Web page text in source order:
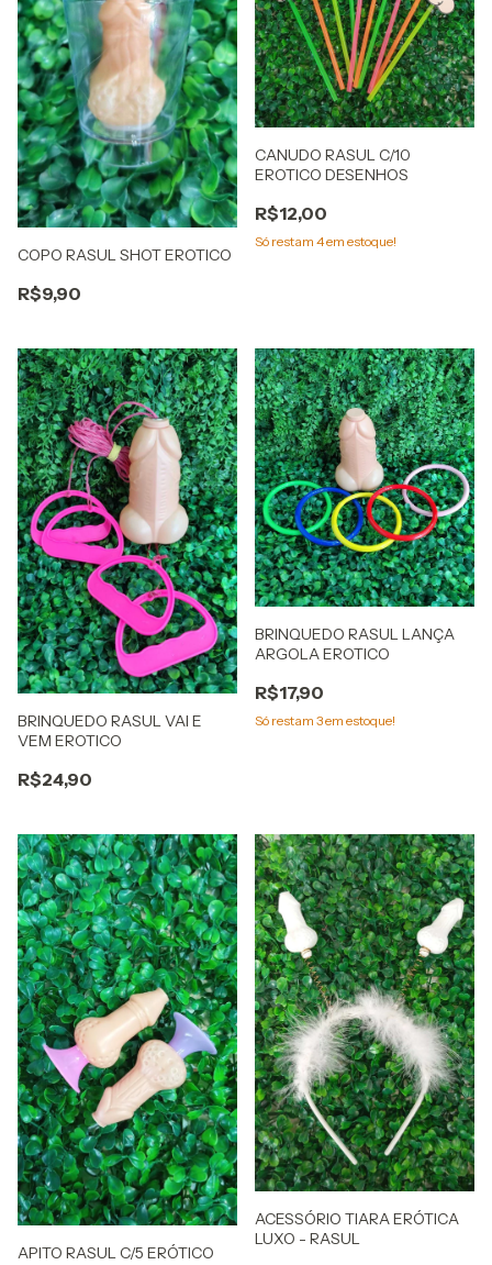
COPO RASUL SHOT EROTICO
R$9,90
CANUDO RASUL C/10
EROTICO DESENHOS
R$12,00
Só restam 4em estoque!
BRINQUEDO RASUL VAI E
VEM EROTICO
R$24,90
BRINQUEDO RASUL LANÇA
ARGOLA EROTICO
R$17,90
Só restam 3em estoque!
APITO RASUL C/5 ERÓTICO
ACESSÓRIO TIARA ERÓTICA
LUXO - RASUL